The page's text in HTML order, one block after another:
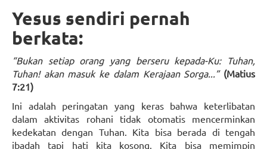
Yesus sendiri pernah
berkata:
“Bukan setiap orang yang berseru kepada-Ku: Tuhan,
Tuhan! akan masuk ke dalam Kerajaan Sorga...” (Matius
7:21)
Ini adalah peringatan yang keras bahwa keterlibatan
dalam aktivitas rohani tidak otomatis mencerminkan
kedekatan dengan Tuhan. Kita bisa berada di tengah
ibadah tapi hati kita kosong. Kita bisa memimpin